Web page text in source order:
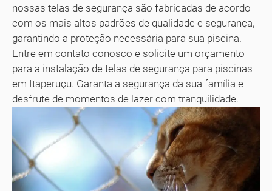
nossas telas de segurança são fabricadas de acordo
com os mais altos padrões de qualidade e segurança,
garantindo a proteção necessária para sua piscina.
Entre em contato conosco e solicite um orçamento
para a instalação de telas de segurança para piscinas
em Itaperuçu. Garanta a segurança da sua família e
desfrute de momentos de lazer com tranquilidade.